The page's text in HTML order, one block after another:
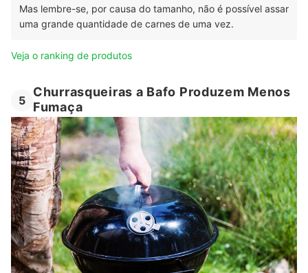
Mas lembre-se, por causa do tamanho, não é possível assar
uma grande quantidade de carnes de uma vez.
Veja o ranking de produtos
5
Churrasqueiras a Bafo Produzem Menos
Fumaça